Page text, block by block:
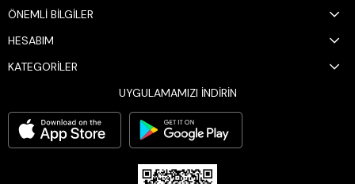
ÖNEMLİ BİLGİLER
HESABIM
KATEGORİLER
UYGULAMAMIZI İNDİRİN